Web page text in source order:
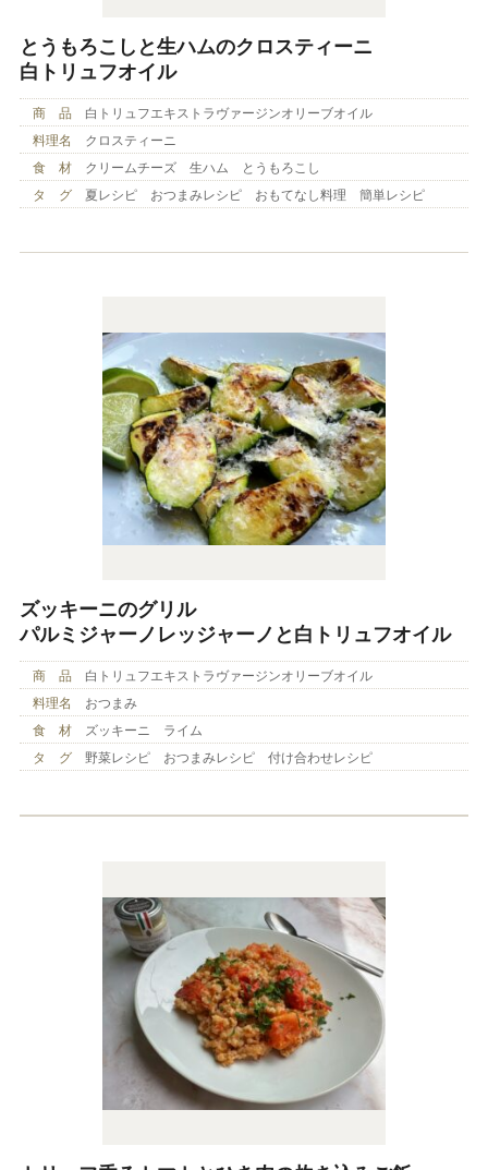
とうもろこしと生ハムのクロスティーニ
白トリュフオイル
商 品
白トリュフエキストラヴァージンオリーブオイル
料理名
クロスティーニ
食 材
クリームチーズ 生ハム とうもろこし
タ グ
夏レシピ おつまみレシピ おもてなし料理 簡単レシピ
ズッキーニのグリル
パルミジャーノレッジャーノと白トリュフオイル
商 品
白トリュフエキストラヴァージンオリーブオイル
料理名
おつまみ
食 材
ズッキーニ ライム
タ グ
野菜レシピ おつまみレシピ 付け合わせレシピ